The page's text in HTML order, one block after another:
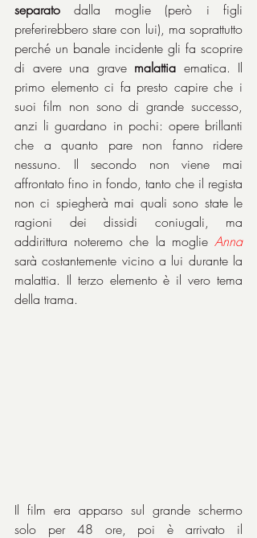
separato dalla moglie (però i figli
preferirebbero stare con lui), ma soprattutto
perché un banale incidente gli fa scoprire
di avere una grave malattia ematica. Il
primo elemento ci fa presto capire che i
suoi film non sono di grande successo,
anzi li guardano in pochi: opere brillanti
che a quanto pare non fanno ridere
nessuno. Il secondo non viene mai
affrontato fino in fondo, tanto che il regista
non ci spiegherà mai quali sono state le
ragioni dei dissidi coniugali, ma
addirittura noteremo che la moglie Anna
sarà costantemente vicino a lui durante la
malattia. Il terzo elemento è il vero tema
della trama.
Il film era apparso sul grande schermo